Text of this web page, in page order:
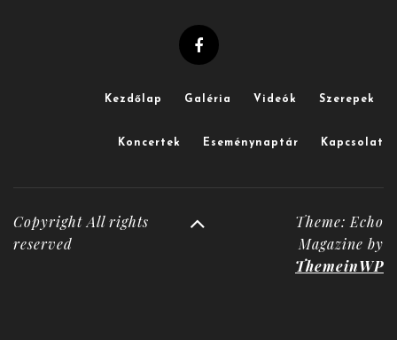
Kezdőlap Galéria Videók Szerepek
Koncertek Eseménynaptár Kapcsolat
Copyright All rights
reserved
Theme: Echo
Magazine by
ThemeinWP